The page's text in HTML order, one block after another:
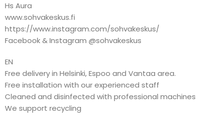
Hs Aura
www.sohvakeskus.fi
https://www.instagram.com/sohvakeskus/
Facebook & Instagram @sohvakeskus
EN
Free delivery in Helsinki, Espoo and Vantaa area.
Free installation with our experienced staff
Cleaned and disinfected with professional machines
We support recycling